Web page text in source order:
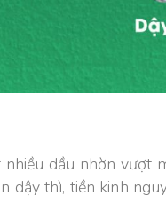
nhiều dầu nhờn vượt
dậy thì, tiền kinh